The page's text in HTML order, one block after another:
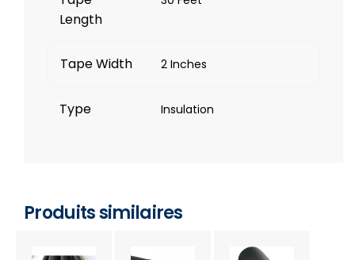
Length
Tape Width 2 Inches
Type Insulation
Produits similaires